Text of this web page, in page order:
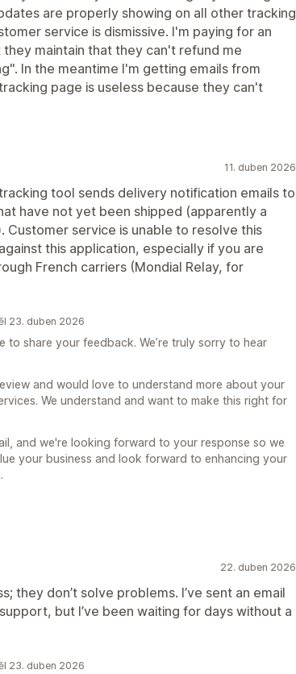
are properly showing on all other tracking
service is dismissive. I'm paying for an
maintain that they can't refund me
In the meantime I'm getting emails from
page is useless because they can't
11. duben 2026
tool sends delivery notification emails to
have not yet been shipped (apparently a
Customer service is unable to resolve this
this application, especially if you are
French carriers (Mondial Relay, for
23. duben 2026
to share your feedback. We’re truly sorry to hear
and would love to understand more about your
We understand and want to make this right for
and we're looking forward to your response so we
your business and look forward to enhancing your
22. duben 2026
they don’t solve problems. I’ve sent an email
but I’ve been waiting for days without a
23. duben 2026